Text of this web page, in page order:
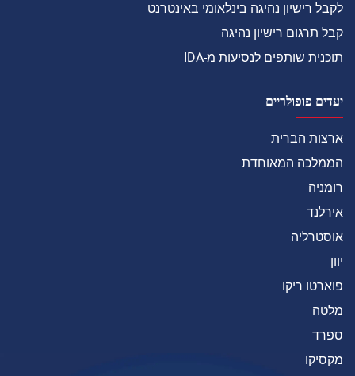
לקבל רישיון נהיגה בינלאומי באינטרנט
קבל תרגום רישיון נהיגה
תוכנית שותפים לנסיעות מ-IDA
יעדים פופולריים
ארצות הברית
הממלכה המאוחדת
רומניה
אירלנד
אוסטרליה
יוון
פוארטו ריקו
מלטה
ספרד
מקסיקו